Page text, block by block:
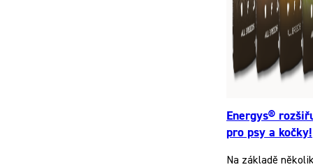
Energys®
pro psy a kočky!
Na základě